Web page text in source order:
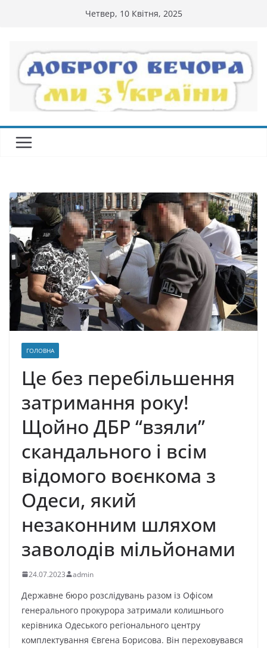
Четвер, 10 Квітня, 2025
ГОЛОВНА
Це без перебільшення
затримання року!
Щойно ДБР “взяли”
скандального і всім
відомого воєнкома з
Одеси, який
незаконним шляхом
заволодів мільйонами
24.07.2023 admin
Державне бюро розслідувань разом із Офісом
генерального прокурора затримали колишнього
керівника Одеського регіонального центру
комплектування Євгена Борисова. Він переховувався